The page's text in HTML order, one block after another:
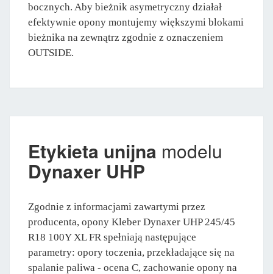
bocznych. Aby bieżnik asymetryczny działał
efektywnie opony montujemy większymi blokami
bieżnika na zewnątrz zgodnie z oznaczeniem
OUTSIDE.
Etykieta unijna modelu
Dynaxer UHP
Zgodnie z informacjami zawartymi przez
producenta, opony Kleber Dynaxer UHP 245/45
R18 100Y XL FR spełniają następujące
parametry: opory toczenia, przekładające się na
spalanie paliwa - ocena C, zachowanie opony na